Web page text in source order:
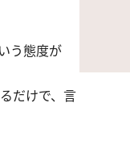
う態度が
だけで、言